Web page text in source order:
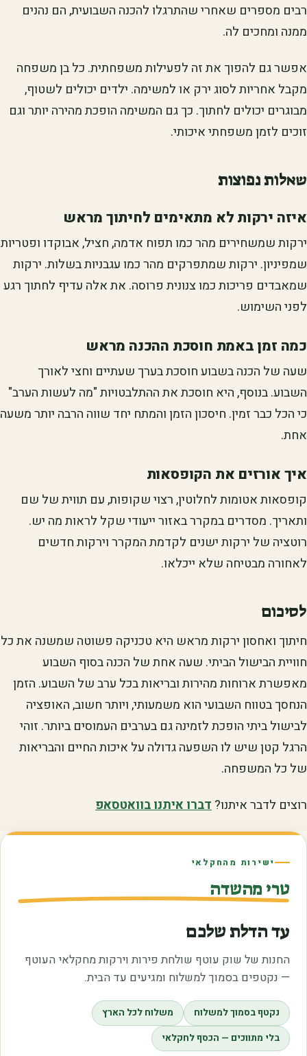
רבים מספרים שאחרי שהתרגלו להכנה השבועית, הם נהנים
ממנה ומחכים לה.
אפשר גם להפוך את זה לפעילות משפחתית. כל בן משפחה
מקבל אחריות לסוג ירק או למשימה. ילדים יכולים לשטוף,
מבוגרים יכולים לחתוך. כך גם המשימה הופכת מהירה יותר וגם
זוכים לזמן משפחתי איכותי.
שאלות נפוצות
איזה ירקות לא מתאימים לחיתוך מראש
ירקות שמשחירים מהר כמו תפוח אדמה, חציל, אבוקדו ופטריות
שמפיניון. ירקות שמתפרקים מהר כמו עגבניות בשלות. ירקות
שמאבדים פריכות כמו צנונית פרוסה. את אלה עדיף לחתוך רגע
לפני השימוש.
כמה זמן באמת חוסכת ההכנה מראש
שעה של הכנה בשבוע חוסכת בערך שעתיים וחצי לאורך
השבוע. בנוסף, היא חוסכת את ההתלבטויות "מה לעשות הערב"
כי הכל כבר זמין. חיסכון הזמן והמתח יחד שווה הרבה יותר משעה
אחת.
איך אורזים את הקופסאות
קופסאות אטומות לחלוטין, רצוי שקופות, עם תווית של שם
ותאריך. מסדרים במקרר באזור ייעודי שקל לראות מה יש.
רוטציה של ירקות ישנים לקדמת המקרר וירקות חדשים
לאחורה מבטיחה שלא ייכלאו.
לסיכום
חיתוך ואחסון ירקות מראש היא טכניקה פשוטה שמשנה את כל
חוויית הבישול הביתי. שעה אחת של הכנה בסוף השבוע
מאפשרת ארוחות מהירות ובריאות בכל ערב של השבוע. הזמן
הנחסך בטווח השבועי הוא משמעותי, ויותר חשוב, האופציה
לבישול ביתי הופכת לזמינה גם בערבים העמוסים ביותר. זוהי
הרגל קטן שיש לו השפעה גדולה על איכות החיים והבריאות
של כל המשפחה.
רוצים לדבר איתנו?דברו איתנו בוואטסאפ
ישירות מהחקלאי
טרי מהשדה
עד הדלת שלכם
החנות של שוק עוטף שולחת פירות וירקות מחקלאי העוטף
— נקטפים בסמוך למשלוח ומגיעים עד הבית.
נקטף בסמוך למשלוח
משלוח לכל הארץ
בלי מתווכים — הכסף לחקלאי